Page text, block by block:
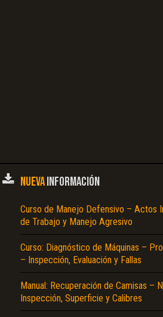
NUEVAINFORMACIÓN
Curso de Manejo Defensivo – Actos
de Trabajo y Manejo Agresivo
Curso: Diagnóstico de Máquinas –
– Inspección, Evaluación y Fallas
Manual: Recuperación de Camisas –
Inspección, Superficie y Calibres